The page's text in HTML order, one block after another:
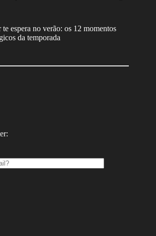
te espera no verão: os 12 momentos
da temporada